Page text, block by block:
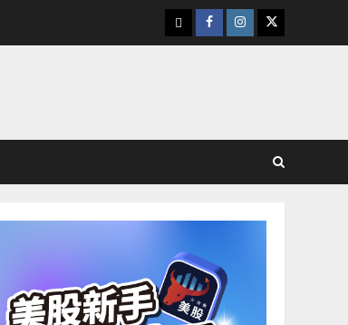
下
載
Facebook
Instagram
Twitter